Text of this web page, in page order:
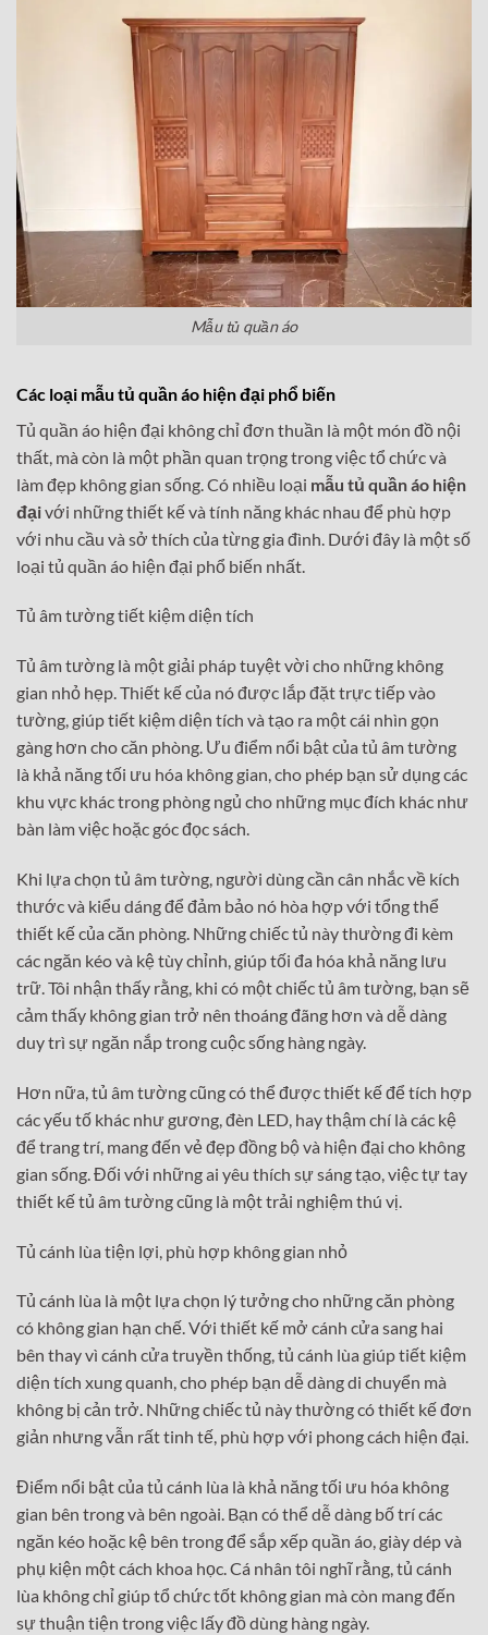
Mẫu tủ quần áo
Các loại mẫu tủ quần áo hiện đại phổ biến
Tủ quần áo hiện đại không chỉ đơn thuần là một món đồ nội
thất, mà còn là một phần quan trọng trong việc tổ chức và
làm đẹp không gian sống. Có nhiều loại mẫu tủ quần áo hiện
đạivới những thiết kế và tính năng khác nhau để phù hợp
với nhu cầu và sở thích của từng gia đình. Dưới đây là một số
loại tủ quần áo hiện đại phổ biến nhất.
Tủ âm tường tiết kiệm diện tích
Tủ âm tường là một giải pháp tuyệt vời cho những không
gian nhỏ hẹp. Thiết kế của nó được lắp đặt trực tiếp vào
tường, giúp tiết kiệm diện tích và tạo ra một cái nhìn gọn
gàng hơn cho căn phòng. Ưu điểm nổi bật của tủ âm tường
là khả năng tối ưu hóa không gian, cho phép bạn sử dụng các
khu vực khác trong phòng ngủ cho những mục đích khác như
bàn làm việc hoặc góc đọc sách.
Khi lựa chọn tủ âm tường, người dùng cần cân nhắc về kích
thước và kiểu dáng để đảm bảo nó hòa hợp với tổng thể
thiết kế của căn phòng. Những chiếc tủ này thường đi kèm
các ngăn kéo và kệ tùy chỉnh, giúp tối đa hóa khả năng lưu
trữ. Tôi nhận thấy rằng, khi có một chiếc tủ âm tường, bạn sẽ
cảm thấy không gian trở nên thoáng đãng hơn và dễ dàng
duy trì sự ngăn nắp trong cuộc sống hàng ngày.
Hơn nữa, tủ âm tường cũng có thể được thiết kế để tích hợp
các yếu tố khác như gương, đèn LED, hay thậm chí là các kệ
để trang trí, mang đến vẻ đẹp đồng bộ và hiện đại cho không
gian sống. Đối với những ai yêu thích sự sáng tạo, việc tự tay
thiết kế tủ âm tường cũng là một trải nghiệm thú vị.
Tủ cánh lùa tiện lợi, phù hợp không gian nhỏ
Tủ cánh lùa là một lựa chọn lý tưởng cho những căn phòng
có không gian hạn chế. Với thiết kế mở cánh cửa sang hai
bên thay vì cánh cửa truyền thống, tủ cánh lùa giúp tiết kiệm
diện tích xung quanh, cho phép bạn dễ dàng di chuyển mà
không bị cản trở. Những chiếc tủ này thường có thiết kế đơn
giản nhưng vẫn rất tinh tế, phù hợp với phong cách hiện đại.
Điểm nổi bật của tủ cánh lùa là khả năng tối ưu hóa không
gian bên trong và bên ngoài. Bạn có thể dễ dàng bố trí các
ngăn kéo hoặc kệ bên trong để sắp xếp quần áo, giày dép và
phụ kiện một cách khoa học. Cá nhân tôi nghĩ rằng, tủ cánh
lùa không chỉ giúp tổ chức tốt không gian mà còn mang đến
sự thuận tiện trong việc lấy đồ dùng hàng ngày.